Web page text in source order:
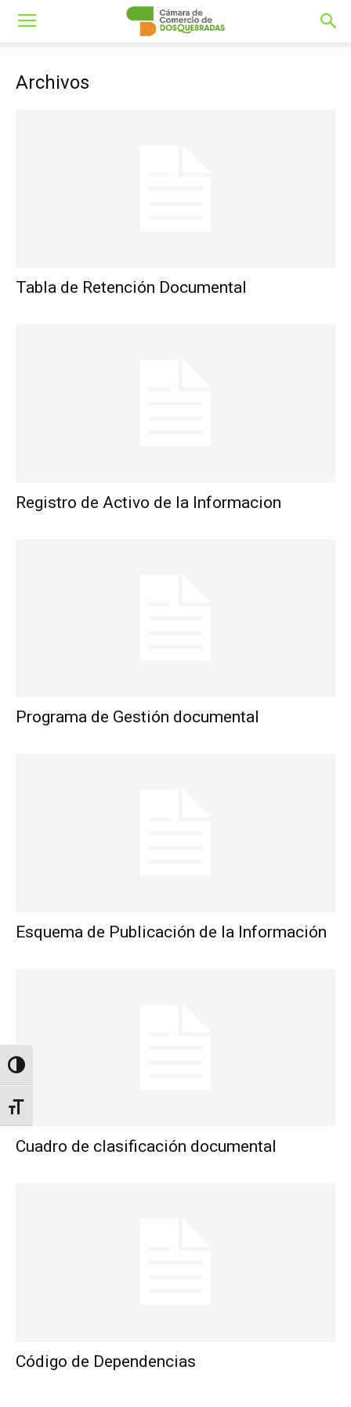
Alternar alto contraste
Alternar tamaño de letra
Archivos
Tabla de Retención Documental
Registro de Activo de la Informacion
Programa de Gestión documental
Esquema de Publicación de la Información
Cuadro de clasificación documental
Código de Dependencias